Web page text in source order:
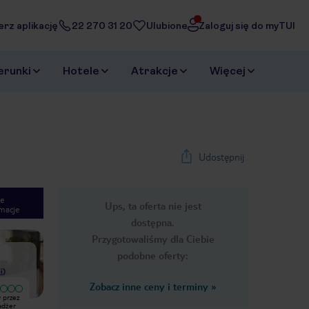
aplikację 22 270 31 20 Ulubione Zaloguj się do myTUI
Hotele Atrakcje Więcej
Udostępnij
Ups, ta oferta nie jest
dostępna.
Przygotowaliśmy dla Ciebie
podobne oferty:
Zobacz inne ceny i terminy »
Next slide
1/32
)
przez
Bardzo dobry